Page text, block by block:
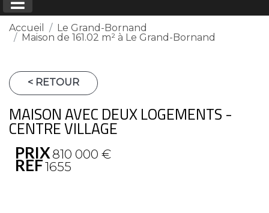
Accueil
Le Grand-Bornand
Maison de 161.02 m² à Le Grand-Bornand
< RETOUR
MAISON AVEC DEUX LOGEMENTS -
CENTRE VILLAGE
PRIX 810 000 €
REF1655